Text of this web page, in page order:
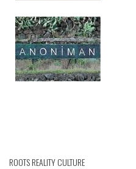
ROOTS REALITY CULTURE